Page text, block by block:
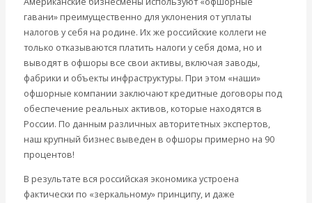
гавани» преимущественно для уклонения от уплаты
налогов у себя на родине. Их же российские коллеги не
только отказываются платить налоги у себя дома, но и
выводят в офшоры все свои активы, включая заводы,
фабрики и объекты инфраструктуры. При этом «наши»
офшорные компании заключают кредитные договоры под
обеспечение реальных активов, которые находятся в
России. По данным различных авторитетных экспертов,
наш крупный бизнес выведен в офшоры примерно на 90
процентов!
В результате вся российская экономика устроена
фактически по «зеркальному» принципу, и даже